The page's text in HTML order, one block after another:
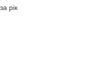
рік